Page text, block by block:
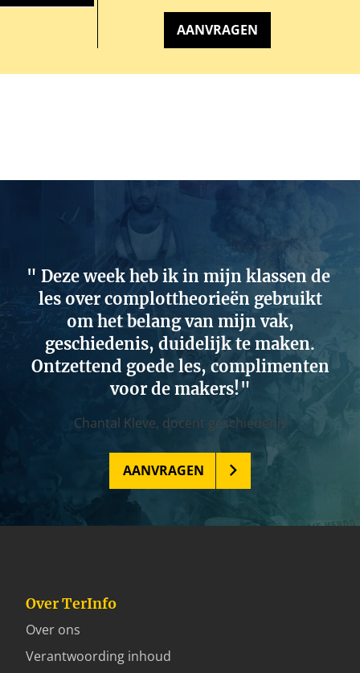
AANVRAGEN
Deze week heb ik in mijn klassen de
les over complottheorieën gebruikt
om het belang van mijn vak,
geschiedenis, duidelijk te maken.
Ontzettend goede les, complimenten
voor de makers!
Chantal Kleve, docent geschiedenis
AANVRAGEN
Over TerInfo
Over ons
Verantwoording inhoud